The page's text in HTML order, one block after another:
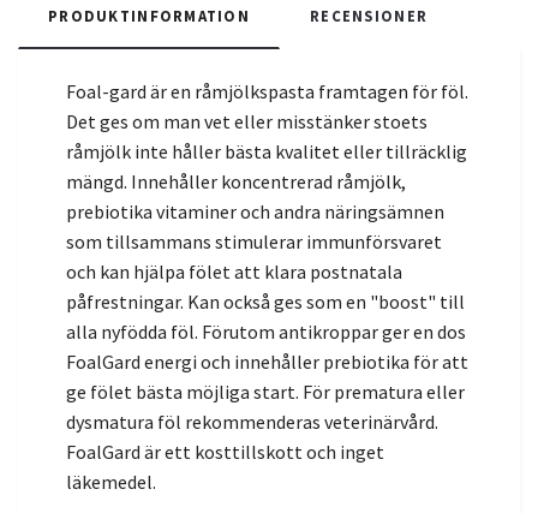
PRODUKTINFORMATION RECENSIONER
Foal-gard är en råmjölkspasta framtagen för föl.
Det ges om man vet eller misstänker stoets
råmjölk inte håller bästa kvalitet eller tillräcklig
mängd. Innehåller koncentrerad råmjölk,
prebiotika vitaminer och andra näringsämnen
som tillsammans stimulerar immunförsvaret
och kan hjälpa fölet att klara postnatala
påfrestningar. Kan också ges som en "boost" till
alla nyfödda föl. Förutom antikroppar ger en dos
FoalGard energi och innehåller prebiotika för att
ge fölet bästa möjliga start. För prematura eller
dysmatura föl rekommenderas veterinärvård.
FoalGard är ett kosttillskott och inget
läkemedel.